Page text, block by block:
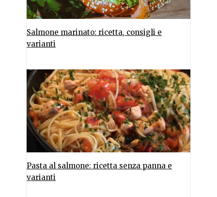
Salmone marinato: ricetta, consigli e
varianti
Pasta al salmone: ricetta senza panna e
varianti